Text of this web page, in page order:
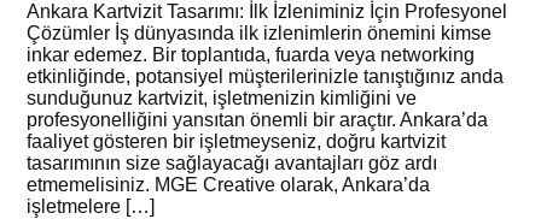
Ankara Kartvizit Tasarımı: İlk İzleniminiz İçin Profesyonel
Çözümler İş dünyasında ilk izlenimlerin önemini kimse
inkar edemez. Bir toplantıda, fuarda veya networking
etkinliğinde, potansiyel müşterilerinizle tanıştığınız anda
sunduğunuz kartvizit, işletmenizin kimliğini ve
profesyonelliğini yansıtan önemli bir araçtır. Ankara’da
faaliyet gösteren bir işletmeyseniz, doğru kartvizit
tasarımının size sağlayacağı avantajları göz ardı
etmemelisiniz. MGE Creative olarak, Ankara’da
işletmelere […]